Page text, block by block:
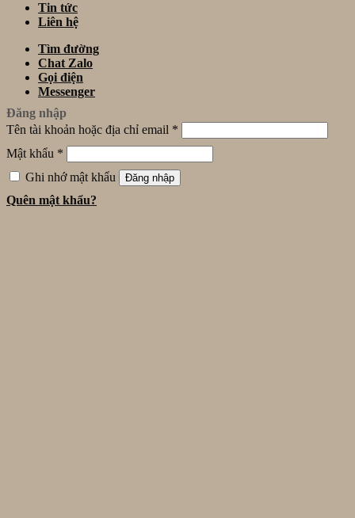
Tin tức
Liên hệ
Tìm đường
Chat Zalo
Gọi điện
Messenger
Đăng nhập
Tên tài khoản hoặc địa chỉ email *
Mật khẩu *
Ghi nhớ mật khẩu
Đăng nhập
Quên mật khẩu?